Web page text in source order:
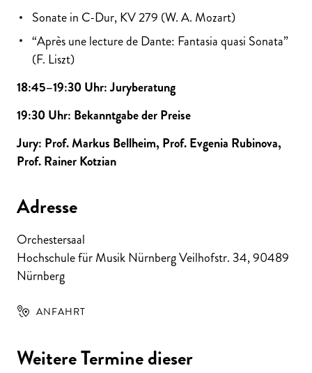
Sonate in C-Dur, KV 279 (W. A. Mozart)
“Après une lecture de Dante: Fantasia quasi Sonata”
(F. Liszt)
18:45–19:30 Uhr: Juryberatung
19:30 Uhr: Bekanntgabe der Preise
Jury: Prof. Markus Bellheim, Prof. Evgenia Rubinova,
Prof. Rainer Kotzian
Adresse
Orchestersaal
Hochschule für Musik Nürnberg Veilhofstr. 34,90489
Nürnberg
ANFAHRT
Weitere Termine dieser